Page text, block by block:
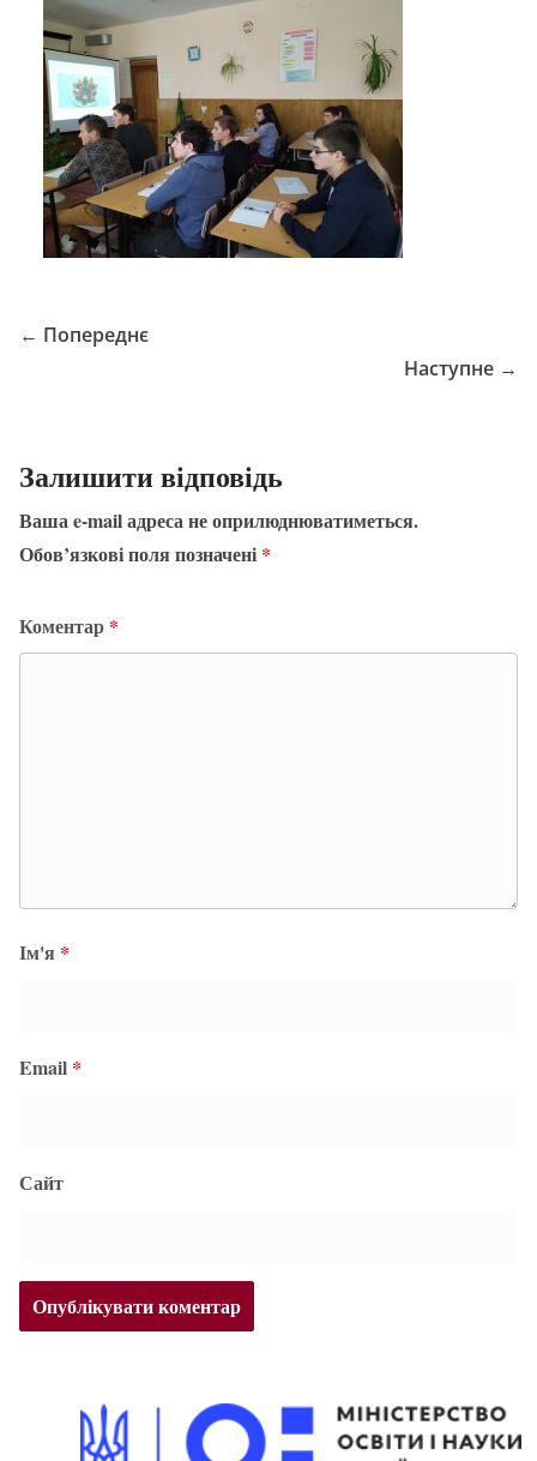
← Попереднє
Наступне →
Залишити відповідь
Ваша e-mail адреса не оприлюднюватиметься.
Обов’язкові поля позначені *
Коментар *
Ім'я *
Email *
Сайт